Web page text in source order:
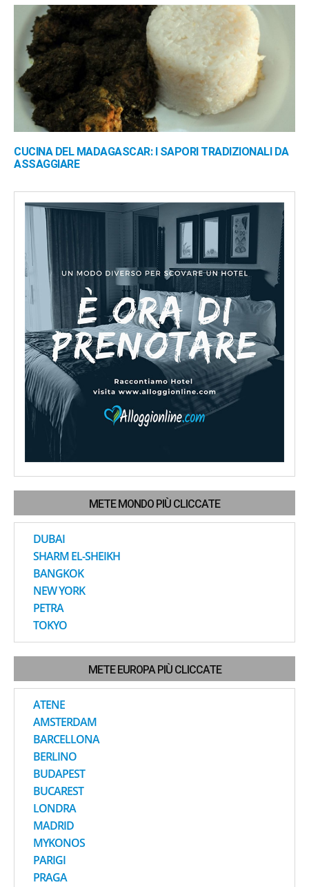
CUCINA DEL MADAGASCAR: I SAPORI TRADIZIONALI DA
ASSAGGIARE
METE MONDO PIÙ CLICCATE
DUBAI
SHARM EL-SHEIKH
BANGKOK
NEW YORK
PETRA
TOKYO
METE EUROPA PIÙ CLICCATE
ATENE
AMSTERDAM
BARCELLONA
BERLINO
BUDAPEST
BUCAREST
LONDRA
MADRID
MYKONOS
PARIGI
PRAGA